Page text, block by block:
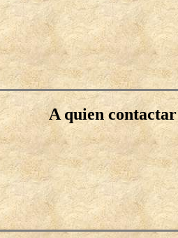
A quien